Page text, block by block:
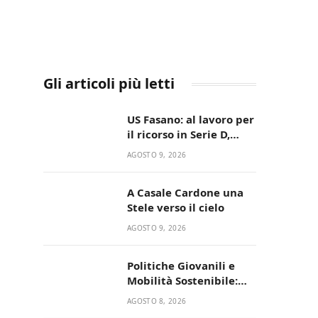
Gli articoli più letti
US Fasano: al lavoro per
il ricorso in Serie D,
nessun caso-calciatori
AGOSTO 9, 2026
A Casale Cardone una
Stele verso il cielo
AGOSTO 9, 2026
Politiche Giovanili e
Mobilità Sostenibile:
premiati gli studenti
AGOSTO 8, 2026